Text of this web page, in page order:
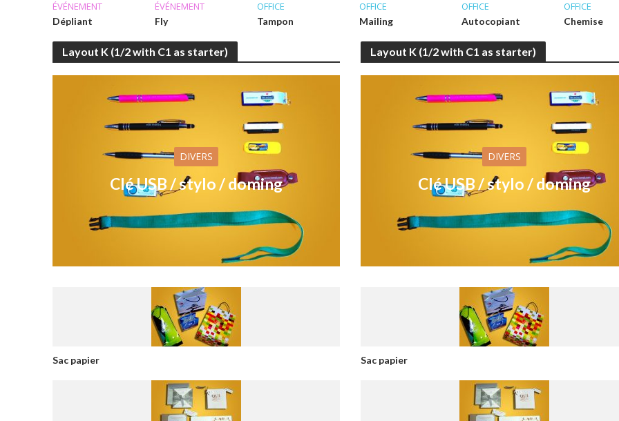
ÉVÉNEMENT
Dépliant
ÉVÉNEMENT
Fly
OFFICE
Tampon
OFFICE
Mailing
OFFICE
Autocopiant
OFFICE
Chemise
Layout K (1/2 with C1 as starter)
DIVERS
Clé USB / stylo / doming
Sac papier
Layout K (1/2 with C1 as starter)
DIVERS
Clé USB / stylo / doming
Sac papier